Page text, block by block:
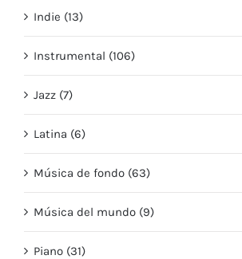
Indie (13)
Instrumental (106)
Jazz (7)
Latina (6)
Música de fondo (63)
Música del mundo (9)
Piano (31)